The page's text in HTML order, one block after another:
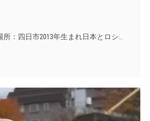
所：四日市2013年生まれ日本とロシ…